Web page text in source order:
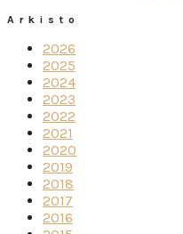
Arkisto
2026
2025
2024
2023
2022
2021
2020
2019
2018
2017
2016